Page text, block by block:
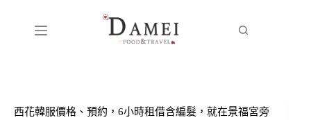
西花韓服價格、預約，6小時租借含編髮，就在景福宮旁